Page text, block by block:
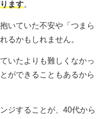
ます。
いていた不安や「つまら
るかもしれません。
いたよりも難しくなかっ
ができることもあるから
ジすることが、40代から